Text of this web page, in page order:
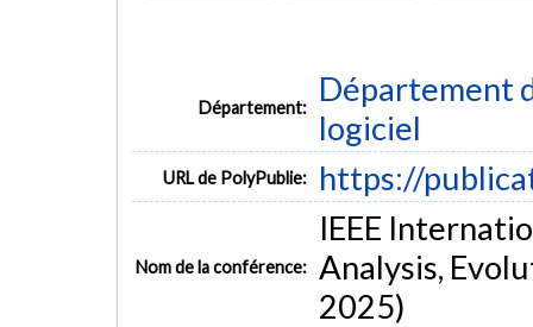
Département:
Département
logiciel
URL de PolyPublie: https://
Nom de la conférence:
IEEE
Analysis,
2025)